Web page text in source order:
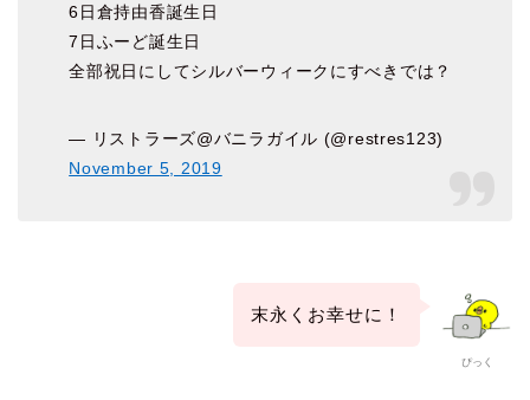
6日倉持由香誕生日
7日ふーど誕生日
全部祝日にしてシルバーウィークにすべきでは？
— リストラーズ@バニラガイル (@restres123)
November 5, 2019
ぴっく
末永くお幸せに！